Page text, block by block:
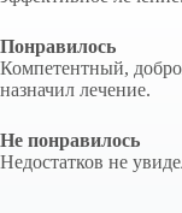
Понравилось
Компетентный,
назначил лечение.
Не понравилось
Недостатков не